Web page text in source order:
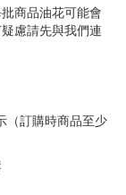
商品油花可能會
慮請先與我們連
訂購時商品至少